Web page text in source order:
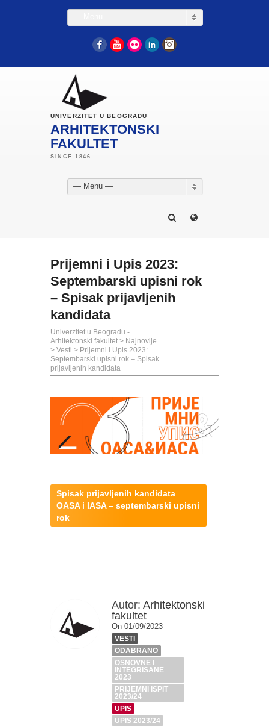
FacebookYouTube
Flickr LinkedIn
UNIVERZITET U BEOGRADU
ARHITEKTONSKI
FAKULTET
— Menu —
Prijemni i Upis 2023:
Septembarski upisni rok
– Spisak prijavljenih
kandidata
Univerzitet u Beogradu -
Arhitektonski fakultet > Najnovije
> Vesti > Prijemni i Upis 2023:
Septembarski upisni rok – Spisak
prijavljenih kandidata
Spisak prijavljenih kandidata
OASA i IASA – septembarski upisni
rok
Autor: Arhitektonski
fakultet
On 01/09/2023
VESTI
ODABRANO
OSNOVNE I
INTEGRISANE
2023
PRIJEMNI ISPIT
2023/24
UPIS
UPIS 2023/24